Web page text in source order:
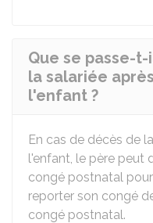
Que se passe-
la salariée
l'enfant ?
En cas de décès de
l'enfant, le père peut
congé postnatal
reporter son congé
congé postnatal.